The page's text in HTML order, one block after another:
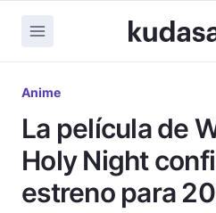
Anime
La película de
Holy Night
estreno para